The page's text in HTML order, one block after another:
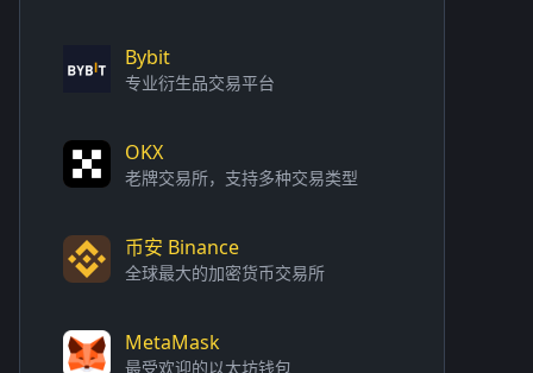
Bybit
专业衍生品交易平台
OKX
老牌交易所，支持多种交易类型
币安 Binance
全球最大的加密货币交易所
MetaMask
最受欢迎的以太坊钱包